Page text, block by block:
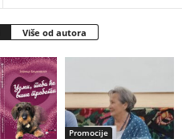
Više od autora
Promocije